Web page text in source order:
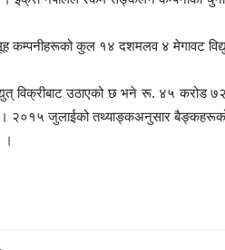
कम्पनीहरूको कुल १४ दशमलव ४ मेगावट
विक्रीबाट उठाएको छ भने रू. ४५ करोड
जुलाईको तथ्याङ्कअनुसार बैङ्कहरूको
।